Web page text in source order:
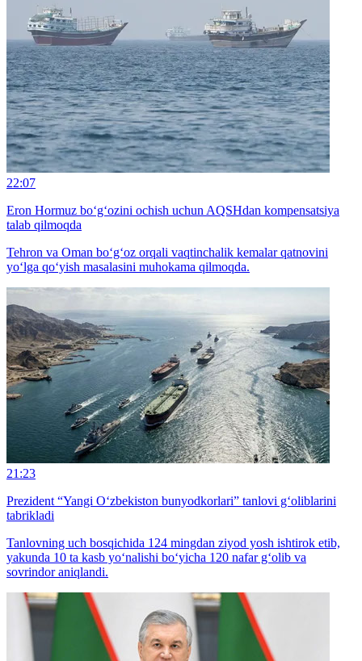
22:07
Eron Hormuz bo‘g‘ozini ochish uchun AQSHdan kompensatsiya
talab qilmoqda
Tehron va Oman bo‘g‘oz orqali vaqtinchalik kemalar qatnovini
yo‘lga qo‘yish masalasini muhokama qilmoqda.
21:23
Prezident “Yangi O‘zbekiston bunyodkorlari” tanlovi g‘oliblarini
tabrikladi
Tanlovning uch bosqichida 124 mingdan ziyod yosh ishtirok etib,
yakunda 10 ta kasb yo‘nalishi bo‘yicha 120 nafar g‘olib va
sovrindor aniqlandi.